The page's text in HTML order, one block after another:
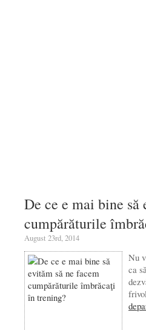
De ce e mai bine să
cumpărăturile
August 23rd, 2014
Nu
ca